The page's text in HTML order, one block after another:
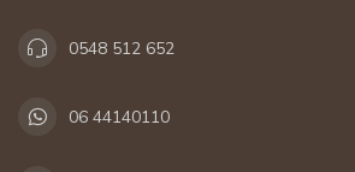
0548 512 652
06 44140110